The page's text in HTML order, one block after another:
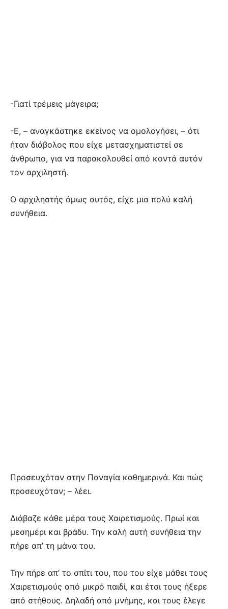
-Γιατί τρέμεις μάγειρα;
-Ε, – αναγκάστηκε εκείνος να ομολογήσει, – ότι
ήταν διάβολος που είχε μετασχηματιστεί σε
άνθρωπο, για να παρακολουθεί από κοντά αυτόν
τον αρχιληστή.
Ο αρχιληστής όμως αυτός, είχε μια πολύ καλή
συνήθεια.
Προσευχόταν στην Παναγία καθημερινά. Και πώς
προσευχόταν; – λέει.
Διάβαζε κάθε μέρα τους Χαιρετισμούς. Πρωί και
μεσημέρι και βράδυ. Την καλή αυτή συνήθεια την
πήρε απ’ τη μάνα του.
Την πήρε απ’ το σπίτι του, που του είχε μάθει τους
Χαιρετισμούς από μικρό παιδί, και έτσι τους ήξερε
από στήθους. Δηλαδή από μνήμης, και τους έλεγε